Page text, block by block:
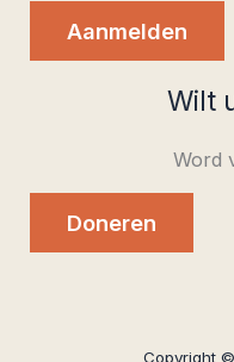
Aanmelden
Wilt
Word
Doneren
Copyright